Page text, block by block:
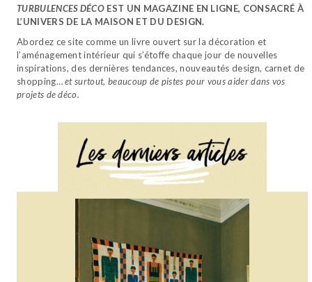
TURBULENCES DÉCO EST UN MAGAZINE EN LIGNE, CONSACRÉ À
L’UNIVERS DE LA MAISON ET DU DESIGN.
Abordez ce site comme un livre ouvert sur la décoration et
l’aménagement intérieur qui s’étoffe chaque jour de nouvelles
inspirations, des dernières tendances, nouveautés design, carnet de
shopping…et surtout, beaucoup de pistes pour vous aider dans vos
projets de déco.